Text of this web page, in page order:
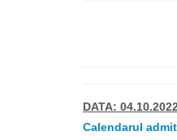
DATA: 04.10.2022
Calendarul